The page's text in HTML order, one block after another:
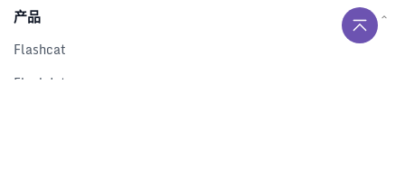
产品
Flashcat
Flashduty